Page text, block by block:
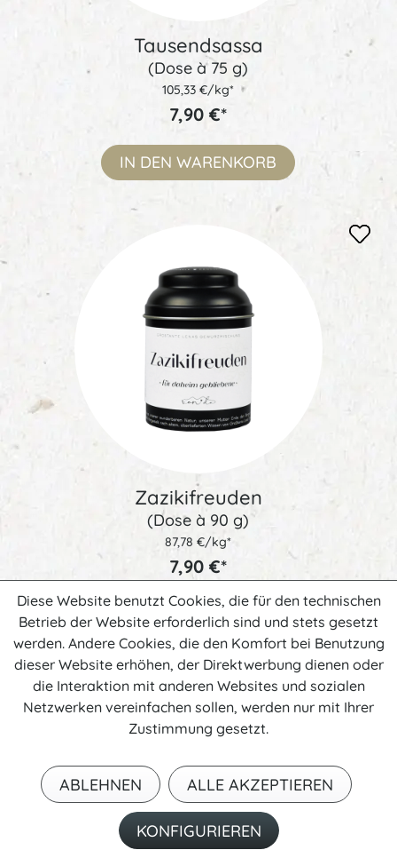
Tausendsassa
(Dose à 75 g)
105,33 €/kg*
7,90 €*
IN DEN WARENKORB
Zazikifreuden
(Dose à 90 g)
87,78 €/kg*
7,90 €*
IN DEN WARENKORB
Diese Website benutzt Cookies, die für den technischen
Betrieb der Website erforderlich sind und stets gesetzt
werden. Andere Cookies, die den Komfort bei Benutzung
dieser Website erhöhen, der Direktwerbung dienen oder
die Interaktion mit anderen Websites und sozialen
Netzwerken vereinfachen sollen, werden nur mit Ihrer
Zustimmung gesetzt.
ABLEHNEN ALLE AKZEPTIEREN
KONFIGURIEREN